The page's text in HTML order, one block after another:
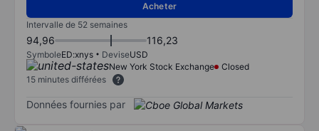
Acheter
Intervalle de 52 semaines
94,96 116,23
SymboleED:xnys DeviseUSD
New York Stock Exchange
Closed
15 minutes différées
Données fournies par